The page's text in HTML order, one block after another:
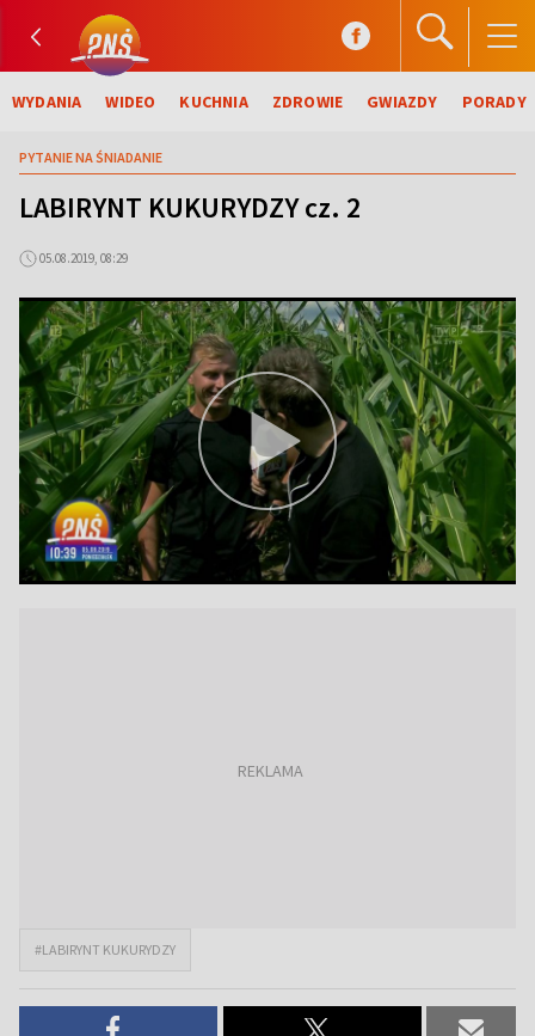
WYDANIA WIDEO KUCHNIA ZDROWIE GWIAZDY PORADY
PYTANIE NA ŚNIADANIE
LABIRYNT KUKURYDZY cz. 2
05.08.2019, 08:29
#LABIRYNT KUKURYDZY